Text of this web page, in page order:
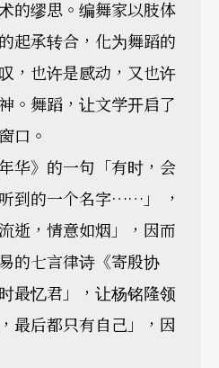
的缪思。编舞家以肢体
起承转合，化为舞蹈的
，也许是感动，又也许
。舞蹈，让文学开启了
口。
华》的一句「有时，会
到的一个名字……」 ，
逝，情意如烟」，因而
的七言律诗《寄殷协
最忆君」，让杨铭隆领
最后都只有自己」，因